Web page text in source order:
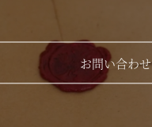
お問い合わせ